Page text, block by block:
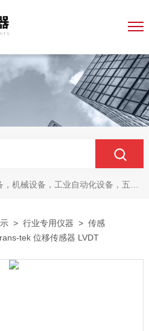
工业自动化设备，五金产品，电线电缆，金属材料，电子
>行业专用仪器 >传感
tek 位移传感器 LVDT